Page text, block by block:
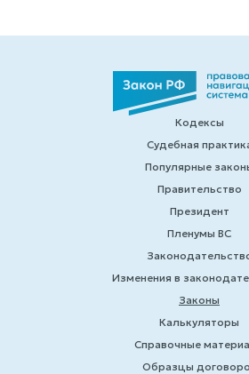
Кодексы
Судебная
Популярные
Правительство
Президент
Пленумы ВС
Изменения в
Законы
Калькуляторы
Справочные
Образцы